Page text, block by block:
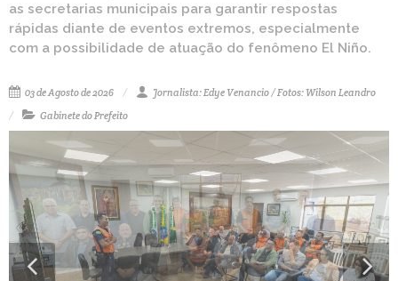
as secretarias municipais para garantir respostas
rápidas diante de eventos extremos, especialmente
com a possibilidade de atuação do fenômeno El Niño.
03 de Agosto de 2026
Jornalista: Edye Venancio / Fotos: Wilson Leandro
Gabinete do Prefeito